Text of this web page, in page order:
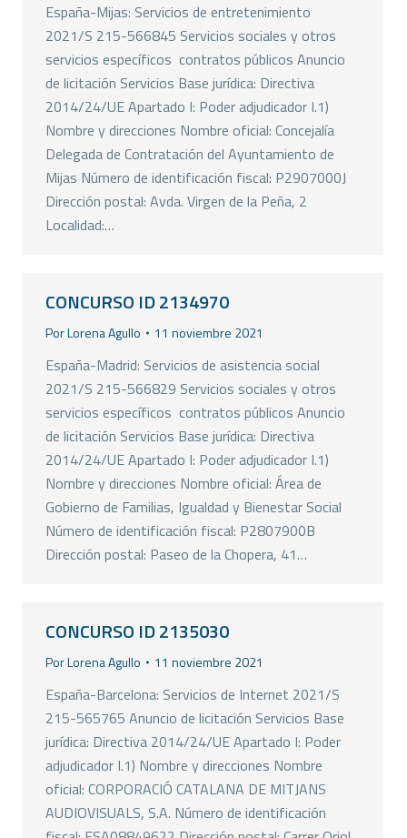
España-Mijas: Servicios de entretenimiento
2021/S 215-566845 Servicios sociales y otros
servicios específicos  contratos públicos Anuncio
de licitación Servicios Base jurídica: Directiva
2014/24/UE Apartado I: Poder adjudicador I.1)
Nombre y direcciones Nombre oficial: Concejalía
Delegada de Contratación del Ayuntamiento de
Mijas Número de identificación fiscal: P2907000J
Dirección postal: Avda. Virgen de la Peña, 2
Localidad:…
CONCURSO ID 2134970
PorLorena Agullo 11 noviembre 2021
España-Madrid: Servicios de asistencia social
2021/S 215-566829 Servicios sociales y otros
servicios específicos  contratos públicos Anuncio
de licitación Servicios Base jurídica: Directiva
2014/24/UE Apartado I: Poder adjudicador I.1)
Nombre y direcciones Nombre oficial: Área de
Gobierno de Familias, Igualdad y Bienestar Social
Número de identificación fiscal: P2807900B
Dirección postal: Paseo de la Chopera, 41…
CONCURSO ID 2135030
PorLorena Agullo 11 noviembre 2021
España-Barcelona: Servicios de Internet 2021/S
215-565765 Anuncio de licitación Servicios Base
jurídica: Directiva 2014/24/UE Apartado I: Poder
adjudicador I.1) Nombre y direcciones Nombre
oficial: CORPORACIÓ CATALANA DE MITJANS
AUDIOVISUALS, S.A. Número de identificación